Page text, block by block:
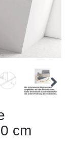
cm